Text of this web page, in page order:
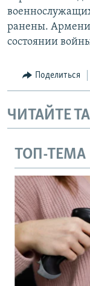
ранены.
состоянии
Поделиться
ЧИТАЙТЕ
ТОП-ТЕМА